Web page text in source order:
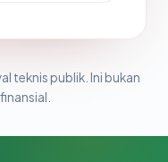
teknis publik. Ini bukan